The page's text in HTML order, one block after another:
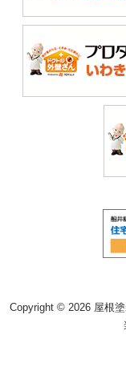
Copyright © 2026 屋根